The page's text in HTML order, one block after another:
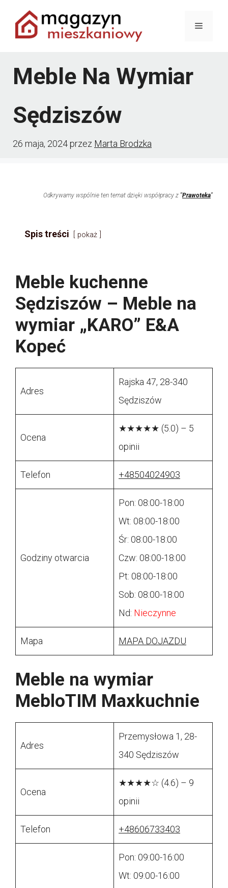
Przejdź
Menu
Meble Na Wymiar
Sędziszów
26 maja, 2024przez Marta Brodzka
Odkrywamy wspólnie ten temat dzięki współpracy z "Prawoteka"
Spis treści pokaż
Meble kuchenne
Sędziszów – Meble na
wymiar „KARO” E&A
Kopeć
Adres
Rajska 47, 28-340
Sędziszów
Ocena
★★★★★ (5.0) – 5
opinii
Telefon +48504024903
Godziny otwarcia
Pon: 08:00-18:00
Wt: 08:00-18:00
Śr: 08:00-18:00
Czw: 08:00-18:00
Pt: 08:00-18:00
Sob: 08:00-18:00
Nd: Nieczynne
Mapa MAPA DOJAZDU
Meble na wymiar
MebloTIM Maxkuchnie
Adres
Przemysłowa 1, 28-
340 Sędziszów
Ocena
★★★★☆ (4.6) – 9
opinii
Telefon +48606733403
Pon: 09:00-16:00
Wt: 09:00-16:00